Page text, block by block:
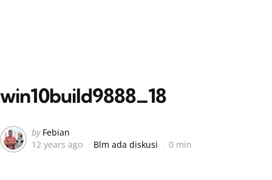
win10build9888_18
Posted
by
by Febian
12 years ago
Blm ada diskusi 0 min